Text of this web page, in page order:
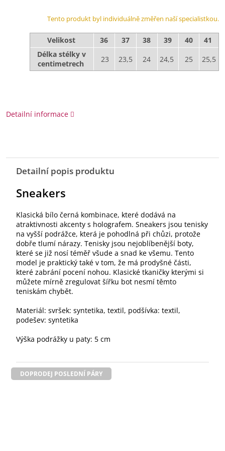
Tento produkt byl individuálně změřen naší specialistkou.
Velikost 36 37 38 39 40
41
Délka stélky v
centimetrech
23 23,5 24 24,5 25 25,5
Detailní informace
Detailní popis produktu
Sneakers
Klasická bílo černá kombinace, které dodává na
atraktivnosti akcenty s holografem. Sneakers jsou tenisky
na vyšší podrážce, která je pohodlná při chůzi, protože
dobře tlumí nárazy. Tenisky jsou nejoblíbenější boty,
které se již nosí téměř všude a snad ke všemu. Tento
model je praktický také v tom, že má prodyšné části,
které zabrání pocení nohou. Klasické tkaničky kterými si
můžete mírně zregulovat šířku bot nesmí těmto
teniskám chybět.
Materiál: svršek: syntetika, textil, podšívka: textil,
podešev: syntetika
Výška podrážky u paty: 5 cm
DOPRODEJ POSLEDNÍ PÁRY